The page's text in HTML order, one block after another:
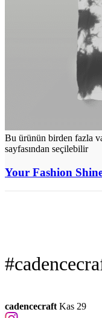
Bu ürünün birden fazla
sayfasından seçilebilir
Your Fashion
cadencecraft Kas 29